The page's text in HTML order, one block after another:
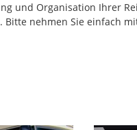
und Organisation Ihrer
nehmen Sie einfach